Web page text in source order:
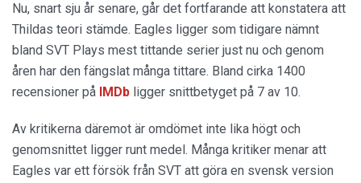
Nu, snart sju år senare, går det fortfarande att konstatera att
Thildas teori stämde. Eagles ligger som tidigare nämnt
bland SVT Plays mest tittande serier just nu och genom
åren har den fängslat många tittare. Bland cirka 1400
recensioner på IMDb ligger snittbetyget på 7 av 10.
Av kritikerna däremot är omdömet inte lika högt och
genomsnittet ligger runt medel. Många kritiker menar att
Eagles var ett försök från SVT att göra en svensk version